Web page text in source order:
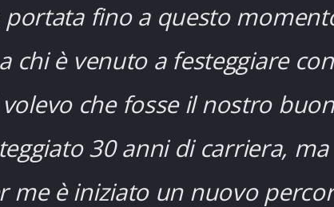
portata fino a questo
chi è venuto a festeggiare
che fosse il nostro
30 anni di carriera,
me è iniziato un nuovo